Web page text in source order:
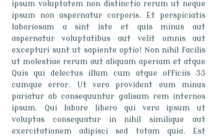
ipsum voluptatem non distinctio rerum ut neque
ipsum non aspernatur corporis. Et perspiciatis
laboriosam a sint iste et quis minus aut
aspernatur voluptatibus aut velit omnis aut
excepturi sunt ut sapiente optio! Non nihil facilis
ut molestiae rerum aut aliquam aperiam et atque
Quis qui delectus illum cum atque officiis 33
cumque error. Ut vero provident eum minus
pariatur ab consequuntur galisum rem internos
ipsum. Qui labore libero qui vero ipsum ut
voluptas consequatur in nihil similique aut
exercitationem adipisci sed totam quia. Est